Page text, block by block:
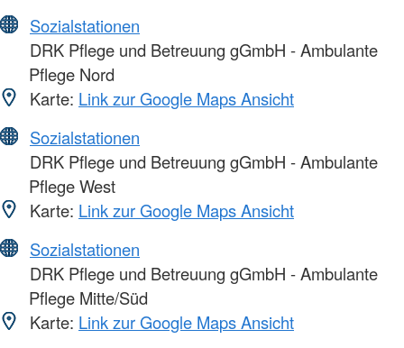
Sozialstationen
DRK Pflege und Betreuung gGmbH - Ambulante
Pflege Nord
Karte: Link zur Google Maps Ansicht
Sozialstationen
DRK Pflege und Betreuung gGmbH - Ambulante
Pflege West
Karte: Link zur Google Maps Ansicht
Sozialstationen
DRK Pflege und Betreuung gGmbH - Ambulante
Pflege Mitte/Süd
Karte: Link zur Google Maps Ansicht